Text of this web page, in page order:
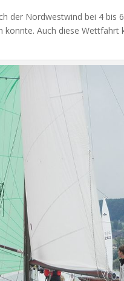
der Nordwestwind bei 4
konnte. Auch diese